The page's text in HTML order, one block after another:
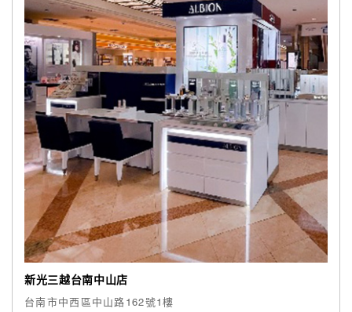
新光三越台南中山店
台南市中西區中山路162號1樓